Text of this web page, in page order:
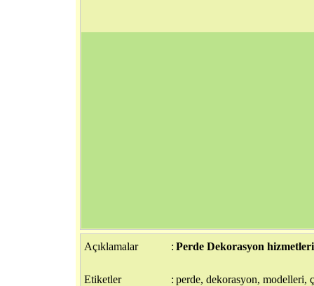
Açıklamalar : Perde Dekorasyon hizmetleri
Etiketler : perde, dekorasyon, modelleri,